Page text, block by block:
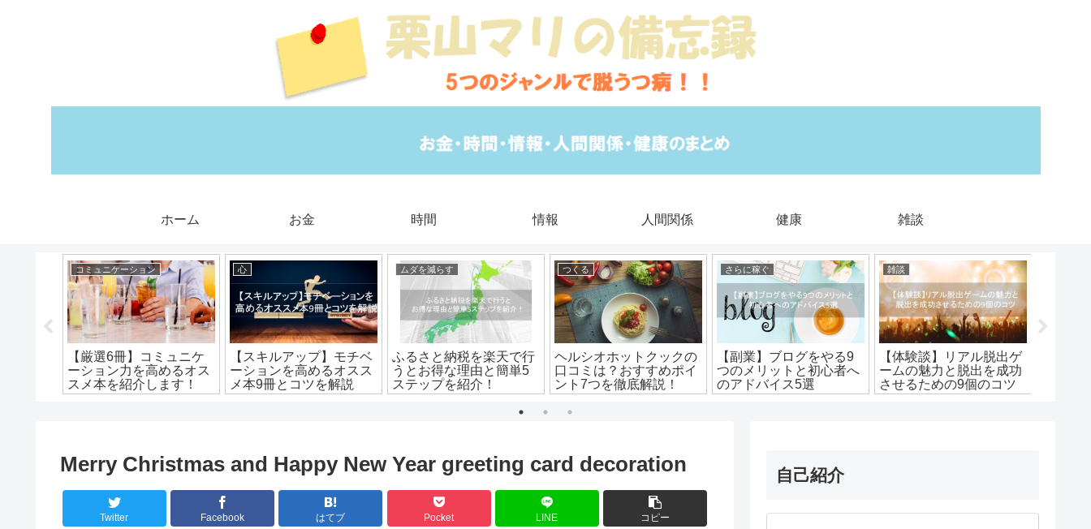
ホーム お金 時間 情報 人間関係 健康 雑談
コミュニケーション
【厳選6冊】コミュニケ
ーション力を高めるオス
スメ本を紹介します！
心
【スキルアップ】モチベ
ーションを高めるオスス
メ本9冊とコツを解説
ムダを減らす
ふるさと納税を楽天で行
うとお得な理由と簡単5
ステップを紹介！
つくる
ヘルシオホットクックの
口コミは？おすすめポイ
ント7つを徹底解説！
さらに稼ぐ
【副業】ブログをやる9
つのメリットと初心者へ
のアドバイス5選
雑談
【体験談】リアル脱出ゲ
ームの魅力と脱出を成功
させるための9個のコツ
Merry Christmas and Happy New Year greeting card decoration
Twitter Facebook はてブ Pocket LINE コピー
自己紹介